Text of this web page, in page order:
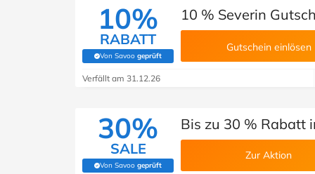
10%
RABATT
Von Savoo geprüft
(Von Savoo geprüft)
10 % Severin
Gutschein einlösen
Verfällt am 31.12.26
30%
SALE
Von Savoo geprüft
(Von Savoo geprüft)
Bis zu 30 % Rabatt
Zur Aktion